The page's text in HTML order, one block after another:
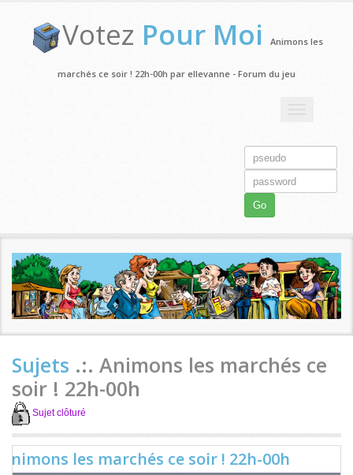
Votez Pour Moi Animons les
marchés ce soir ! 22h-00h par ellevanne - Forum du jeu
Go
Sujets .:. Animons les marchés ce
soir ! 22h-00h
Sujet clôturé
Animons les marchés ce soir ! 22h-00h